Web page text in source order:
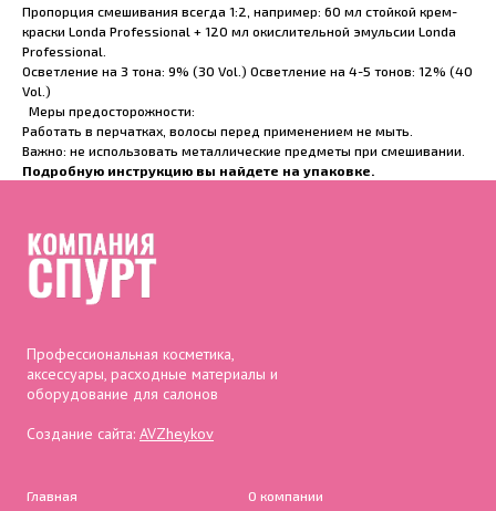
Пропорция смешивания всегда 1:2, например: 60 мл стойкой крем-
краски Londa Professional + 120 мл окислительной эмульсии Londa
Professional.
Осветление на 3 тона: 9% (30 Vol.) Осветление на 4-5 тонов: 12% (40
Vol.)
Меры предосторожности:
Работать в перчатках, волосы перед применением не мыть.
Важно: не использовать металлические предметы при смешивании.
Подробную инструкцию вы найдете на упаковке.
Профессиональная косметика,
аксессуары, расходные материалы и
оборудование для салонов
Создание сайта: AVZheykov
Главная О компании